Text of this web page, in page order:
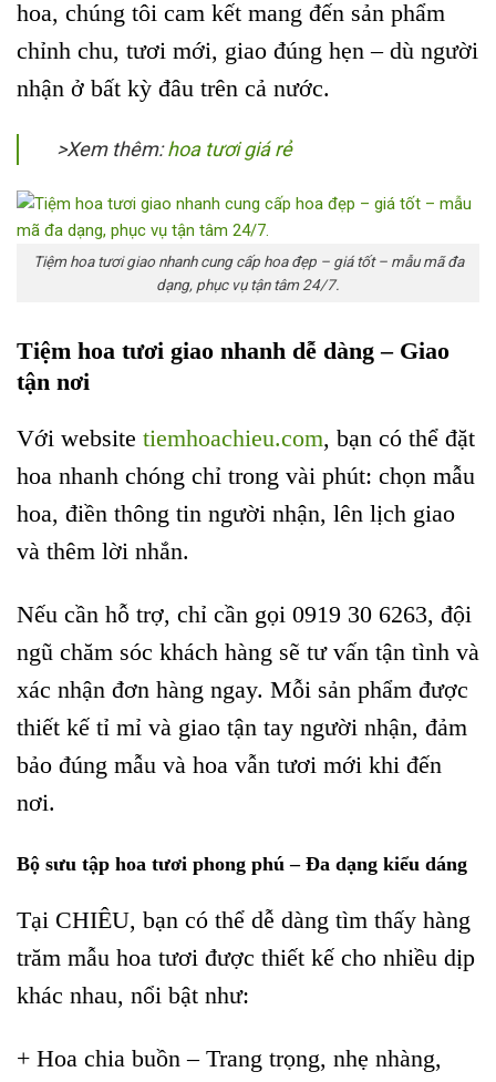
hoa, chúng tôi cam kết mang đến sản phẩm
chỉnh chu, tươi mới, giao đúng hẹn – dù người
nhận ở bất kỳ đâu trên cả nước.
>Xem thêm:hoa tươi giá rẻ
Tiệm hoa tươi giao nhanh cung cấp hoa đẹp – giá tốt – mẫu mã đa
dạng, phục vụ tận tâm 24/7.
Tiệm hoa tươi giao nhanh dễ dàng – Giao
tận nơi
Với website tiemhoachieu.com, bạn có thể đặt
hoa nhanh chóng chỉ trong vài phút: chọn mẫu
hoa, điền thông tin người nhận, lên lịch giao
và thêm lời nhắn.
Nếu cần hỗ trợ, chỉ cần gọi 0919 30 6263, đội
ngũ chăm sóc khách hàng sẽ tư vấn tận tình và
xác nhận đơn hàng ngay. Mỗi sản phẩm được
thiết kế tỉ mỉ và giao tận tay người nhận, đảm
bảo đúng mẫu và hoa vẫn tươi mới khi đến
nơi.
Bộ sưu tập hoa tươi phong phú – Đa dạng kiểu dáng
Tại CHIÊU, bạn có thể dễ dàng tìm thấy hàng
trăm mẫu hoa tươi được thiết kế cho nhiều dịp
khác nhau, nổi bật như:
+ Hoa chia buồn – Trang trọng, nhẹ nhàng,